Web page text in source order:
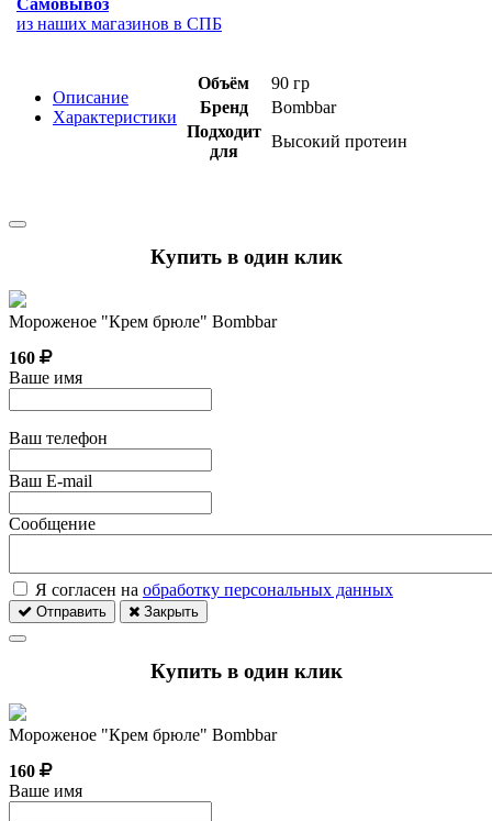
из наших магазинов в СПБ
Описание
Характеристики
Объём
90 гр
Бренд
Bombbar
Подходит
для
Высокий протеин
Купить в один клик
Мороженое "Крем брюле" Bombbar
160
Ваше имя
Ваш телефон
Ваш E-mail
Сообщение
Я согласен на обработку персональных данных
Отправить Закрыть
Купить в один клик
Мороженое "Крем брюле" Bombbar
160
Ваше имя